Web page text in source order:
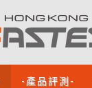
-產品評測-